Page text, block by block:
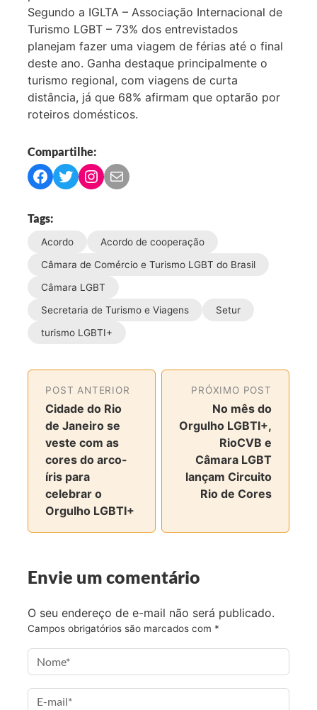
Segundo a IGLTA – Associação Internacional de
Turismo LGBT – 73% dos entrevistados
planejam fazer uma viagem de férias até o final
deste ano. Ganha destaque principalmente o
turismo regional, com viagens de curta
distância, já que 68% afirmam que optarão por
roteiros domésticos.
Compartilhe:
C
a
r
l
h
o
F
a
c
e
b
o
o
k
C
r
l
h
o
T
w
i
t
t
e
r
C
a
r
l
h
o
I
n
s
t
g
r
a
C
a
r
l
i
m
l
Tags:
Acordo
Acordo de cooperação
Câmara de Comércio e Turismo LGBT do Brasil
Câmara LGBT
Secretaria de Turismo e Viagens
Setur
turismo LGBTI+
POST ANTERIOR
Cidade do Rio
de Janeiro se
veste com as
cores do arco-
íris para
celebrar o
Orgulho LGBTI+
PRÓXIMO POST
No mês do
Orgulho LGBTI+,
RioCVB e
Câmara LGBT
lançam Circuito
Rio de Cores
Envie um comentário
O seu endereço de e-mail não será publicado.
Campos obrigatórios são marcados com *